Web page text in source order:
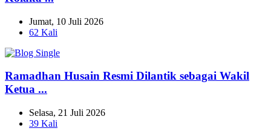
Jumat, 10 Juli 2026
62 Kali
Ramadhan Husain Resmi Dilantik sebagai Wakil
Ketua ...
Selasa, 21 Juli 2026
39 Kali